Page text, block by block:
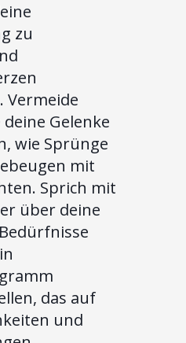
zu
Vermeide
Gelenke
wie Sprünge
mit
Sprich mit
über deine
das auf
und